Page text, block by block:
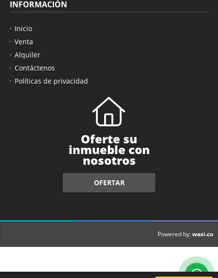
INFORMACIÓN
Inicio
Venta
Alquiler
Contáctenos
Políticas de privacidad
Oferte su
inmueble con
nosotros
OFERTAR
Powered by:wasi.co